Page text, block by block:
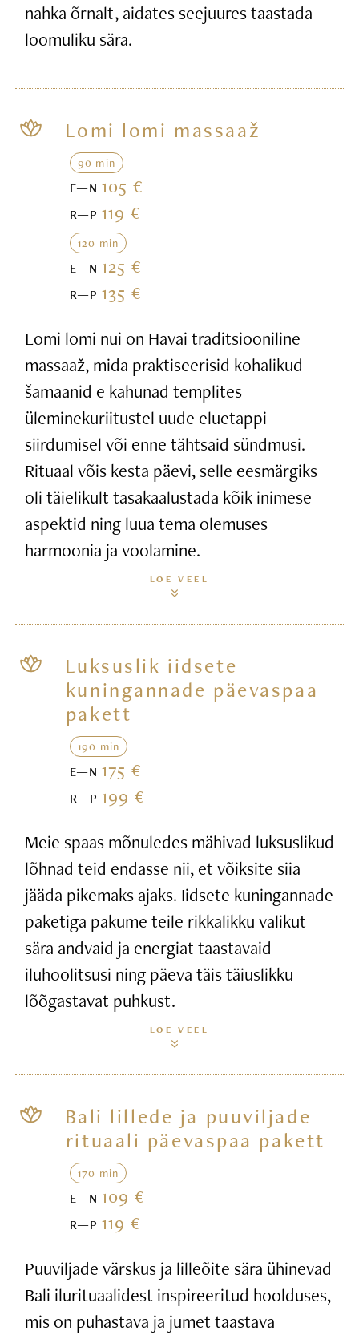
nahka õrnalt, aidates seejuures taastada
loomuliku sära.
Lomi lomi massaaž
90 min
E—N105 €
R—P119 €
120 min
E—N125 €
R—P135 €
Lomi lomi nui on Havai traditsiooniline
massaaž, mida praktiseerisid kohalikud
šamaanid e kahunad templites
üleminekuriitustel uude eluetappi
siirdumisel või enne tähtsaid sündmusi.
Rituaal võis kesta päevi, selle eesmärgiks
oli täielikult tasakaalustada kõik inimese
aspektid ning luua tema olemuses
harmoonia ja voolamine.
LOE VEEL
Luksuslik iidsete
kuningannade päevaspaa
pakett
190 min
E—N175 €
R—P199 €
Meie spaas mõnuledes mähivad luksuslikud
lõhnad teid endasse nii, et võiksite siia
jääda pikemaks ajaks. Iidsete kuningannade
paketiga pakume teile rikkalikku valikut
sära andvaid ja energiat taastavaid
iluhoolitsusi ning päeva täis täiuslikku
lõõgastavat puhkust.
LOE VEEL
Bali lillede ja puuviljade
rituaali päevaspaa pakett
170 min
E—N109 €
R—P119 €
Puuviljade värskus ja lilleõite sära ühinevad
Bali ilurituaalidest inspireeritud hoolduses,
mis on puhastava ja jumet taastava